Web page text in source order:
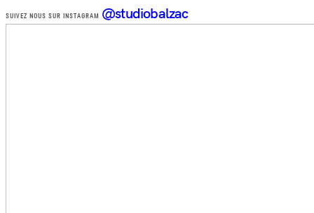
SUIVEZ NOUS SUR INSTAGRAM @studiobalzac